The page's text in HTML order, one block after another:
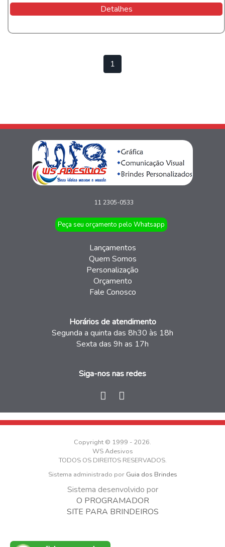
Detalhes
1
11 2305-0533
Peça seu orçamento pelo Whatsapp
Lançamentos
Quem Somos
Personalização
Orçamento
Fale Conosco
Horários de atendimento
Segunda a quinta das 8h30 às 18h
Sexta das 9h as 17h
Siga-nos nas redes
Copyright © 1999 - 2026.
WS Adesivos
TODOS OS DIREITOS RESERVADOS.
Sistema administrado por Guia dos Brindes
Sistema desenvolvido por
O PROGRAMADOR
SITE PARA BRINDEIROS